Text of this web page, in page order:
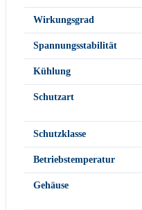
Wirkungsgrad
Spannungsstabilität
Kühlung
Schutzart
Schutzklasse
Betriebstemperatur
Gehäuse